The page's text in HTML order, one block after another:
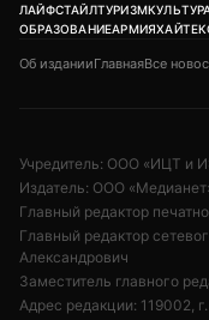
ЛАЙФСТАЙЛТУРИЗМ
ОБРАЗОВАНИЕАРМИЯХАЙТЕК
Об изданииГлавнаяВсе
Учредитель: ООО «ИЦТ и
Издатель: ООО
Главный редактор
Главный редактор
Александрович
Заместитель главного
Адрес редакции: 119002,